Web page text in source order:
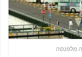
מלפנסה